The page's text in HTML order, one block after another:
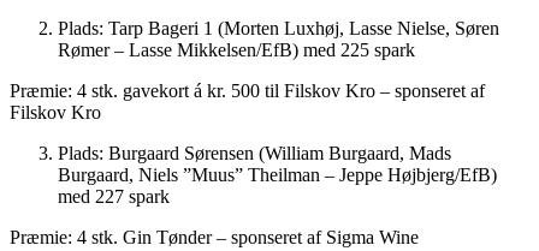
Plads: Tarp Bageri 1 (Morten Luxhøj, Lasse Nielse, Søren
Rømer – Lasse Mikkelsen/EfB) med 225 spark
Præmie: 4 stk. gavekort á kr. 500 til Filskov Kro – sponseret af
Filskov Kro
Plads: Burgaard Sørensen (William Burgaard, Mads
Burgaard, Niels ”Muus” Theilman – Jeppe Højbjerg/EfB)
med 227 spark
Præmie: 4 stk. Gin Tønder – sponseret af Sigma Wine